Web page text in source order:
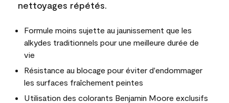
nettoyages répétés.
Formule moins sujette au jaunissement que les
alkydes traditionnels pour une meilleure durée de
vie
Résistance au blocage pour éviter d'endommager
les surfaces fraîchement peintes
Utilisation des colorants Benjamin Moore exclusifs